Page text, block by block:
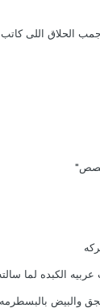
الحلاق اللى كاتب
الكبده لما سالته
والبيض بالبسطرمه